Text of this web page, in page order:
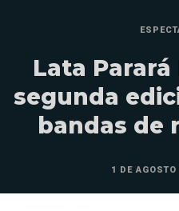
Lata
segunda
bandas de
1 DE